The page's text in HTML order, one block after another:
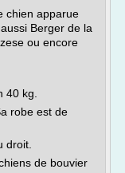
chien apparue
Berger de la
ou encore
40 kg.
robe est de
droit.
de bouvier